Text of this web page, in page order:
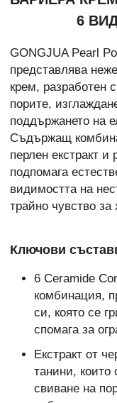
6
GONGJUA Pearl
представлява
крем, разработен
порите,
поддържането на
Съдържащ
перлен екстракт и
подпомага
видимостта на
трайно чувство за
Ключови
6 Ceramide
комбинация,
си, която се
спомага за
Екстракт от
танини, които
свиване на